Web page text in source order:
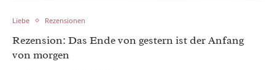
Liebe Rezensionen
Rezension: Das Ende von gestern ist der Anfang
von morgen